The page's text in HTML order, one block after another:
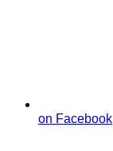
on Facebook